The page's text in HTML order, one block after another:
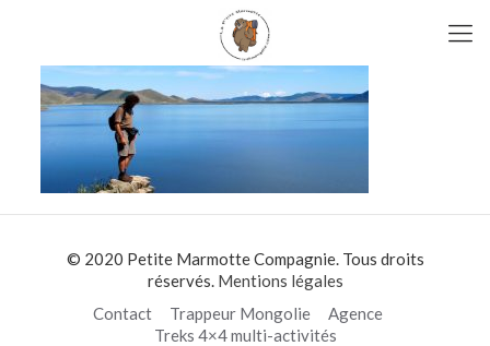
© 2020 Petite Marmotte Compagnie. Tous droits
réservés. Mentions légales
Contact
Trappeur Mongolie
Agence
Treks 4×4 multi-activités